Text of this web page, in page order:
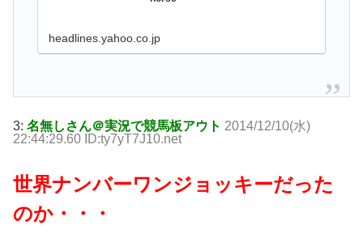
headlines.yahoo.co.jp
3: 名無しさん＠実況で競馬板アウト 2014/12/10(水)
22:44:29.60 ID:ty7yT7J10.net
世界ナンバーワンジョッキーだった
のか・・・